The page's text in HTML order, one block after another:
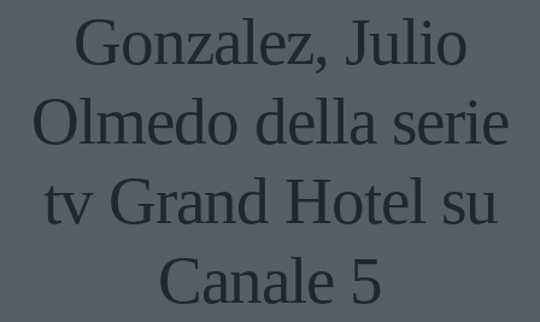
Gonzalez, Julio
Olmedo della serie
tv Grand Hotel su
Canale 5